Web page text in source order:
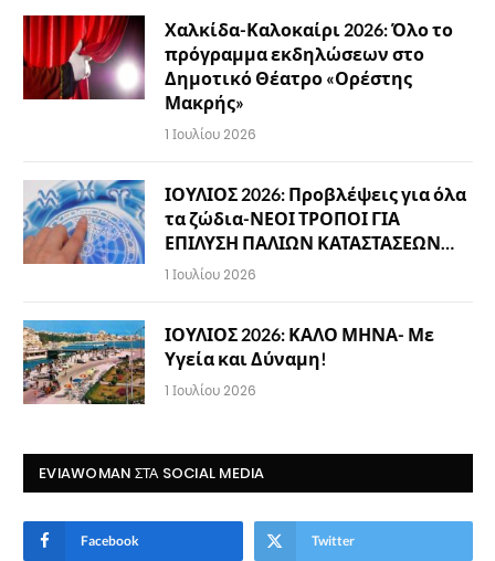
Χαλκίδα-Καλοκαίρι 2026: Όλο το
πρόγραμμα εκδηλώσεων στο
Δημοτικό Θέατρο «Ορέστης
Μακρής»
1 Ιουλίου 2026
ΙΟΥΛΙΟΣ 2026: Προβλέψεις για όλα
τα ζώδια-ΝΕΟΙ ΤΡΟΠΟΙ ΓΙΑ
ΕΠΙΛΥΣΗ ΠΑΛΙΩΝ ΚΑΤΑΣΤΑΣΕΩΝ…
1 Ιουλίου 2026
ΙΟΥΛΙΟΣ 2026: ΚΑΛΟ ΜΗΝΑ- Με
Υγεία και Δύναμη!
1 Ιουλίου 2026
EVIAWOMAN ΣΤΑ SOCIAL MEDIA
Facebook Twitter